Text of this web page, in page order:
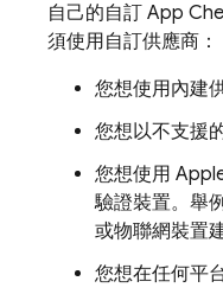
自己的自訂 App
須使用自訂供應商：
您想使用內建
您想以不支援
您想使用
驗證裝置。舉
或物聯網裝置
您想在任何平